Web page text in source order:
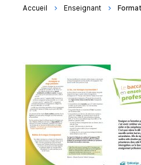
Accueil Enseignant